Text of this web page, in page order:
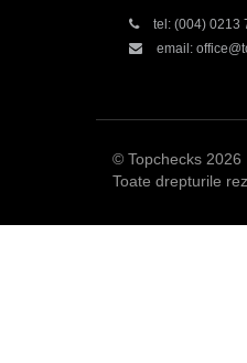
tel: (004) 0213
email:
© Topchecks 2026
Toate drepturile